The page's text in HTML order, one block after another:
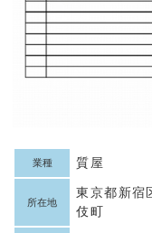
業種 質屋
所在地
東京都新宿
伎町